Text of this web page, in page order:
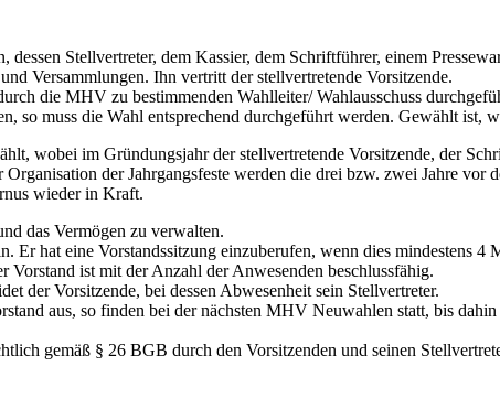
dessen Stellvertreter, dem Kassier, dem Schriftführer, einem
Versammlungen. Ihn vertritt der stellvertretende Vorsitzende.
die MHV zu bestimmenden Wahlleiter/ Wahlausschuss
so muss die Wahl entsprechend durchgeführt werden. Gewählt ist,
wobei im Gründungsjahr der stellvertretende Vorsitzende, der
der Jahrgangsfeste werden die drei bzw. zwei Jahre
wieder in Kraft.
das Vermögen zu verwalten.
Er hat eine Vorstandssitzung einzuberufen, wenn dies mindestens
ist mit der Anzahl der Anwesenden beschlussfähig.
der Vorsitzende, bei dessen Abwesenheit sein Stellvertreter.
aus, so finden bei der nächsten MHV Neuwahlen statt, bis
gemäß § 26 BGB durch den Vorsitzenden und seinen